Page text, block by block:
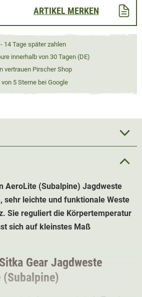
ARTIKEL MERKEN
14 Tage später zahlen
innerhalb von 30 Tagen (DE)
vertrauen Pirscher Shop
5 Sterne bei Google
AeroLite (Subalpine) Jagdweste
sehr leichte und funktionale Weste
. Sie reguliert die Körpertemperatur
sich auf kleinstes Maß
Gear Jagdweste